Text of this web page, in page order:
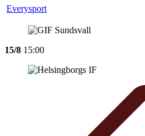
Everysport
15/8 15:00